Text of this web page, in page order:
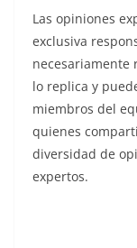
Las opiniones
exclusiva
necesariamente
lo replica y
miembros del
quienes
diversidad de
expertos.